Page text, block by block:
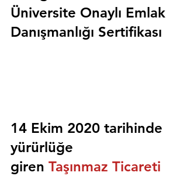
Üniversite Onaylı Emlak
Danışmanlığı Sertifikası
14 Ekim 2020 tarihinde
yürürlüğe
giren Taşınmaz Ticareti